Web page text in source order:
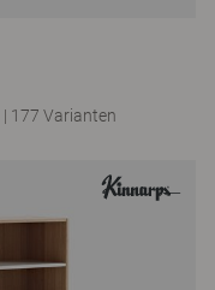
| 177 Varianten